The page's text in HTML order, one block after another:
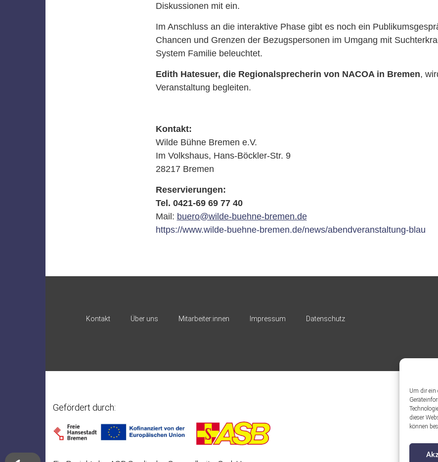
Um dir ein
dieser
können
Diskussionen mit ein.
Im Anschluss an die interaktive Phase gibt es noch ein
Chancen und Grenzen der Bezugspersonen im Umgang mit
System Familie beleuchtet.
Edith Hatesuer, die Regionalsprecherin von NACOA in Bremen,
Veranstaltung begleiten.
Kontakt:
Wilde Bühne Bremen e.V.
Im Volkshaus, Hans-Böckler-Str. 9
28217 Bremen
Reservierungen:
Tel. 0421-69 69 77 40
Mail: buero@wilde-buehne-bremen.de
https://www.wilde-buehne-bremen.de/news/abendveranstaltung-blau
Kontakt Über uns Mitarbeiter:innen Impressum Datenschutz
Gefördert durch: